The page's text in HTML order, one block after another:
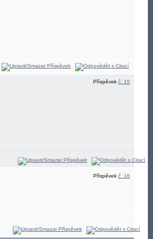
Příspěvek č. 15
Příspěvek č. 16